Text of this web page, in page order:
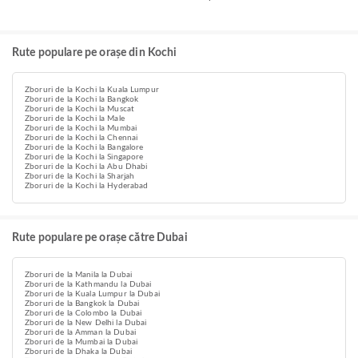
Rute populare pe orașe din Kochi
Zboruri de la Kochi la Kuala Lumpur
Zboruri de la Kochi la Bangkok
Zboruri de la Kochi la Muscat
Zboruri de la Kochi la Male
Zboruri de la Kochi la Mumbai
Zboruri de la Kochi la Chennai
Zboruri de la Kochi la Bangalore
Zboruri de la Kochi la Singapore
Zboruri de la Kochi la Abu Dhabi
Zboruri de la Kochi la Sharjah
Zboruri de la Kochi la Hyderabad
Rute populare pe orașe către Dubai
Zboruri de la Manila la Dubai
Zboruri de la Kathmandu la Dubai
Zboruri de la Kuala Lumpur la Dubai
Zboruri de la Bangkok la Dubai
Zboruri de la Colombo la Dubai
Zboruri de la New Delhi la Dubai
Zboruri de la Amman la Dubai
Zboruri de la Mumbai la Dubai
Zboruri de la Dhaka la Dubai